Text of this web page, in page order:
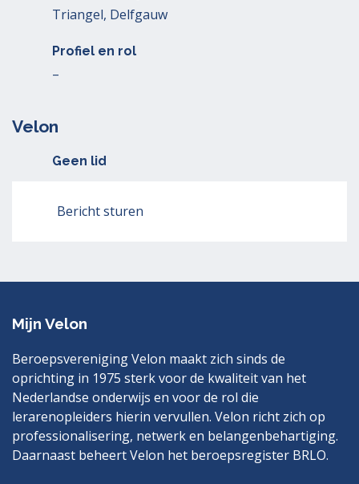
Triangel, Delfgauw
Profiel en rol
–
Velon
Geen lid
Bericht sturen
Mijn Velon
Beroepsvereniging Velon maakt zich sinds de
oprichting in 1975 sterk voor de kwaliteit van het
Nederlandse onderwijs en voor de rol die
lerarenopleiders hierin vervullen. Velon richt zich op
professionalisering, netwerk en belangenbehartiging.
Daarnaast beheert Velon het beroepsregister BRLO.